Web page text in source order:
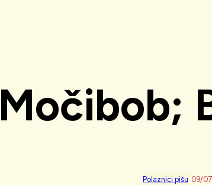
Polaznici pišu 09/